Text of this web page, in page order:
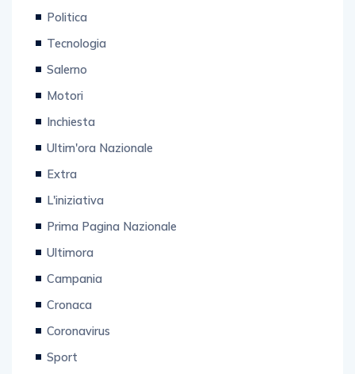
Politica
Tecnologia
Salerno
Motori
Inchiesta
Ultim'ora Nazionale
Extra
L'iniziativa
Prima Pagina Nazionale
Ultimora
Campania
Cronaca
Coronavirus
Sport